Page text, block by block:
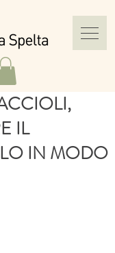
IL
IN MODO